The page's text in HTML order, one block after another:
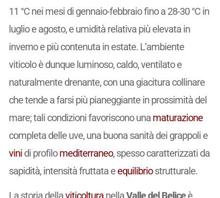
11 °C nei mesi di gennaio-febbraio fino a 28-30 °C in
luglio e agosto, e umidità relativa più elevata in
inverno e più contenuta in estate. L’ambiente
viticolo è dunque luminoso, caldo, ventilato e
naturalmente drenante, con una giacitura collinare
che tende a farsi più pianeggiante in prossimità del
mare; tali condizioni favoriscono una maturazione
completa delle uve, una buona sanità dei grappoli e
vinidi profilomediterraneo, spesso caratterizzati da
sapidità, intensità fruttata e equilibriostrutturale.
La storia dellaviticolturanellaValle del Beliceè